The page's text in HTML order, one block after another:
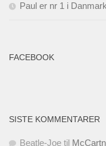
Paul er nr 1 i Danmark
FACEBOOK
SISTE KOMMENTARER
Beatle-Joe til